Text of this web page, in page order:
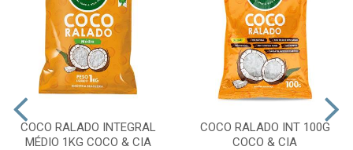
COCO RALADO INTEGRAL
MÉDIO 1KG COCO & CIA
COCO RALADO INT 100G
COCO & CIA